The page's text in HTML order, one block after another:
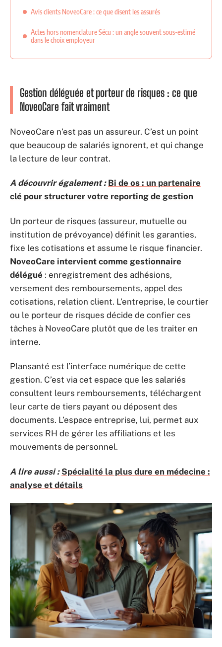
Avis clients NoveoCare : ce que disent les assurés
Actes hors nomenclature Sécu : un angle souvent sous-estimé
dans le choix employeur
Gestion déléguée et porteur de risques : ce que
NoveoCare fait vraiment
NoveoCare n’est pas un assureur. C’est un point
que beaucoup de salariés ignorent, et qui change
la lecture de leur contrat.
A découvrir également : Bi de os : un partenaire
clé pour structurer votre reporting de gestion
Un porteur de risques (assureur, mutuelle ou
institution de prévoyance) définit les garanties,
fixe les cotisations et assume le risque financier.
NoveoCare intervient comme gestionnaire
délégué : enregistrement des adhésions,
versement des remboursements, appel des
cotisations, relation client. L’entreprise, le courtier
ou le porteur de risques décide de confier ces
tâches à NoveoCare plutôt que de les traiter en
interne.
Plansanté est l’interface numérique de cette
gestion. C’est via cet espace que les salariés
consultent leurs remboursements, téléchargent
leur carte de tiers payant ou déposent des
documents. L’espace entreprise, lui, permet aux
services RH de gérer les affiliations et les
mouvements de personnel.
A lire aussi : Spécialité la plus dure en médecine :
analyse et détails